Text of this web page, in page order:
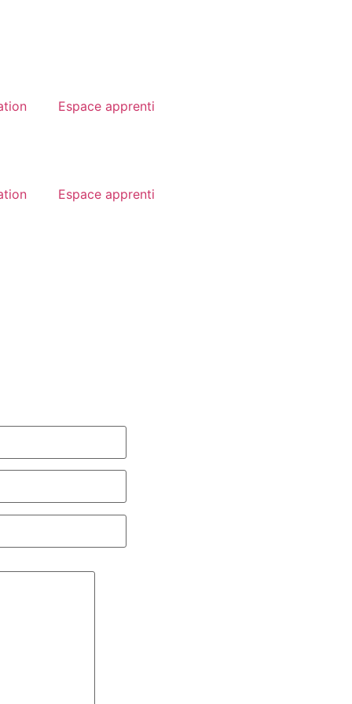
Espace apprenti
Espace apprenti